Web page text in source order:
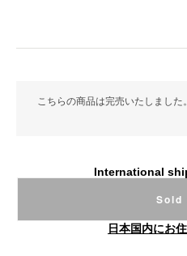
こちらの商品は完売いたしまし
International
Sold
日本国内にお